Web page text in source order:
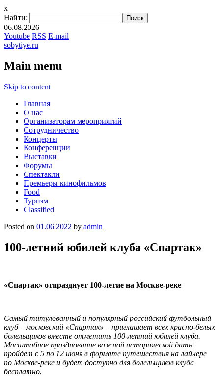
x
Найти:
06.08.2026
Youtube RSS E-mail
sobytiye.ru
Main menu
Skip to content
Главная
О нас
Организаторам мероприятий
Сотрудничество
Концерты
Конференции
Выставки
Форумы
Спектакли
Премьеры кинофильмов
Food
Туризм
Сlassified
Posted on 01.06.2022 by admin
100-летний юбилей клуба «Спартак»
«Спартак» отпразднует 100-летие на Москве-реке
Самый титулованный и популярный российский футбольный
клуб – московский «Спартак» – приглашает всех красно-белых
болельщиков вместе отметить 100-летний юбилей клуба.
Масштабное празднование важной исторической даты
пройдет с 5 по 12 июня в формате путешествия на лайнере
по Москве-реке и будет доступно для болельщиков клуба
бесплатно.